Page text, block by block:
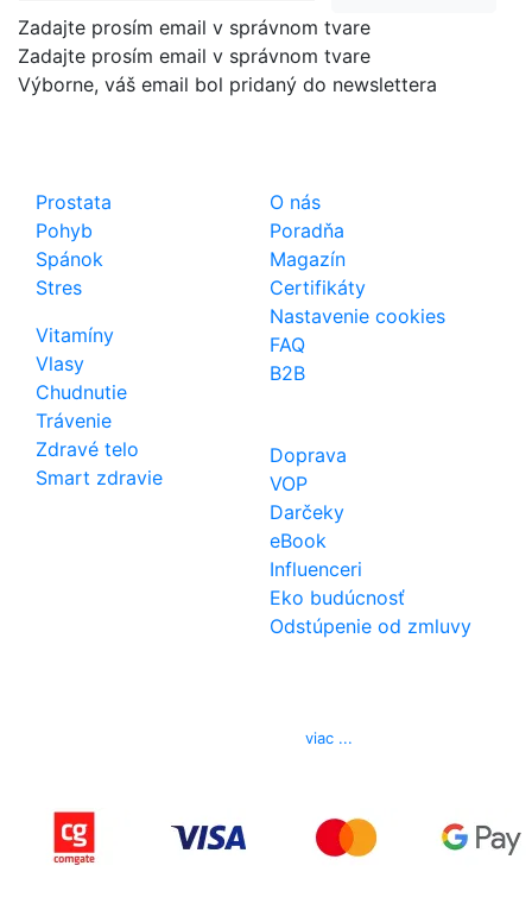
Zadajte prosím email v správnom tvare
Zadajte prosím email v správnom tvare
Výborne, váš email bol pridaný do newslettera
Prostata
Pohyb
Spánok
Stres
Vitamíny
Vlasy
Chudnutie
Trávenie
Zdravé telo
Smart zdravie
O nás
Poradňa
Magazín
Certifikáty
Nastavenie cookies
FAQ
B2B
Doprava
VOP
Darčeky
eBook
Influenceri
Eko budúcnosť
Odstúpenie od zmluvy
viac ...